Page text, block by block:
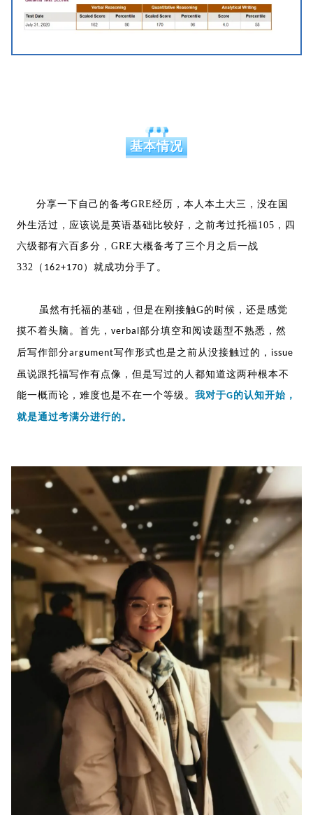
基本情况
分享一下自己的备考GRE经历，本人本土大三，没在国
外生活过，应该说是英语基础比较好，之前考过托福 105 ，四
六级都有六百多分， GRE 大概备考了三个月之后一战
332 （ 162+170 ）就成功分手了。
虽然有托福的基础，但是在刚接触G的时候，还是感觉
摸不着头脑。首先， verbal部分填空和阅读题型不熟悉，然
后写作部分argument写作形式也是之前从没接触过的， issue
虽说跟托福写作有点像，但是写过的人都知道这两种根本不
能一概而论，难度也是不在一个等级。 我对于G的认知开始，
就是通过考满分进行的。